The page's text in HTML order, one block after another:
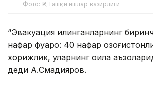
Фото: ҚР Ташқи ишлар вазирлиги
“Эвакуация қилинганларнинг
нафар фуқаро: 40 нафар
хорижлик, уларнинг оила
деди А.Смадияров.